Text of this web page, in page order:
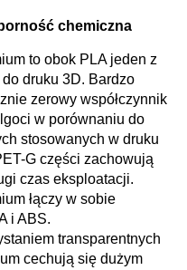
chemiczna
to obok PLA jeden z
druku 3D. Bardzo
zerowy współczynnik
w porównaniu do
stosowanych w druku
G części zachowują
czas eksploatacji.
łączy w sobie
i ABS.
transparentnych
cechują się dużym